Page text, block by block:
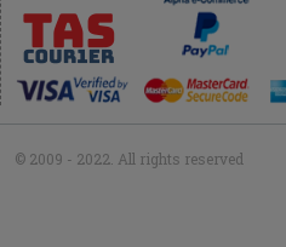
© 2009 - 2022. All rights reserved